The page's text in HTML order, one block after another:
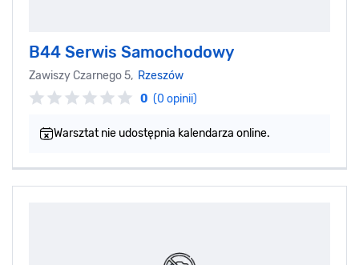
B44 Serwis Samochodowy
Zawiszy Czarnego 5, Rzeszów
0 (0 opinii)
Warsztat nie udostępnia kalendarza online.